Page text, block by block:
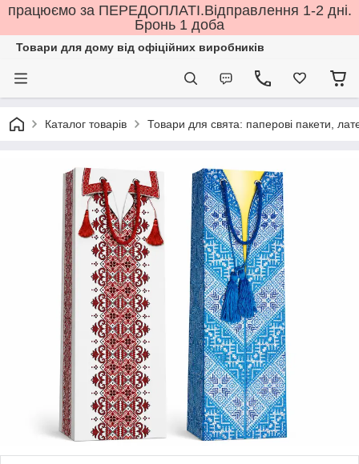
працюємо за ПЕРЕДОПЛАТІ.Відправлення 1-2 дні.
Бронь 1 доба
Товари для дому від офіційних виробників
Каталог товарів Товари для свята: паперові пакети,